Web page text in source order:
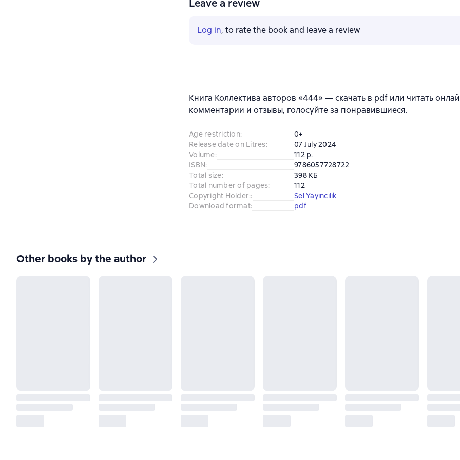
Leave a review
Log in, to rate the book and leave a review
Книга Коллектива авторов «444» — скачать в pdf или читать
комментарии и отзывы, голосуйте за понравившиеся.
Age restriction:
0+
Release date on Litres:
07 July 2024
Volume:
112 p.
ISBN:
9786057728722
Total size:
398 КБ
Total number of pages:
112
Copyright Holder::
Sel Yayıncılık
Download format: pdf
Other books by the author